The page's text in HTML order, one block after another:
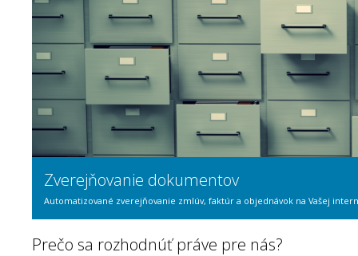
Zverejňovanie dokumentov
Automatizované zverejňovanie zmlúv, faktúr a objednávok na Vašej
Prečo sa rozhodnúť práve pre nás?